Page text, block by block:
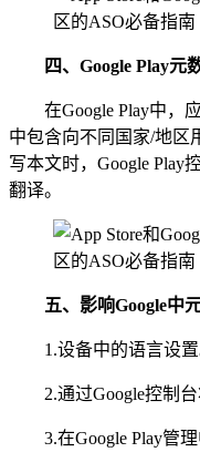
四、 Google Play元
在Google Play中，
中包含向不同国家/地区
写本文时，Google Play
翻译。
五、 影响Google中
1.设备中的语言设置
2.通过Google控制
3.在Google Play管